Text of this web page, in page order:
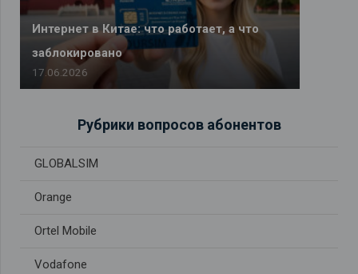
Интернет в Китае: что работает, а что
заблокировано
17.06.2026
Рубрики вопросов абонентов
GLOBALSIM
Orange
Ortel Mobile
Vodafone